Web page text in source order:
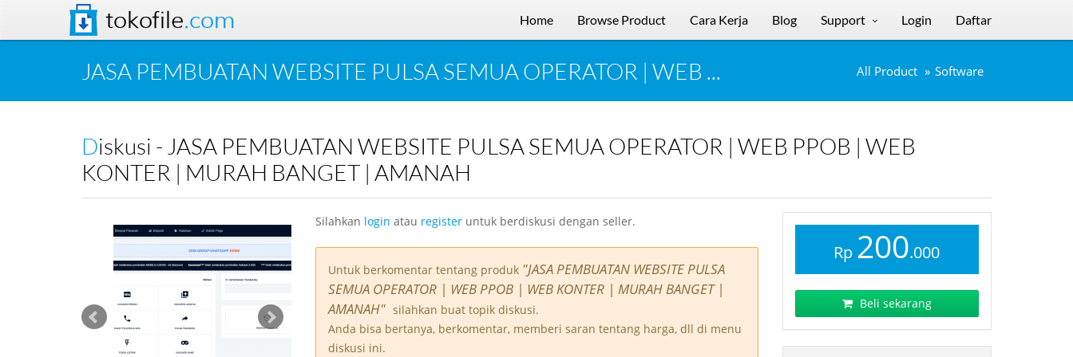
tokofile.com Home Browse Product Cara Kerja Blog Support Login Daftar
JASA PEMBUATAN WEBSITE PULSA SEMUA OPERATOR | WEB ... All Product Software
Diskusi - JASA PEMBUATAN WEBSITE PULSA SEMUA OPERATOR | WEB PPOB | WEB
KONTER | MURAH BANGET | AMANAH
Silahkan login atau registeruntuk berdiskusi dengan seller.
Untuk berkomentar tentang produk "JASA PEMBUATAN WEBSITE PULSA
SEMUA OPERATOR | WEB PPOB | WEB KONTER | MURAH BANGET |
AMANAH" silahkan buat topik diskusi.
Anda bisa bertanya, berkomentar, memberi saran tentang harga, dll di menu
diskusi ini.
Rp 200.000
Beli sekarang